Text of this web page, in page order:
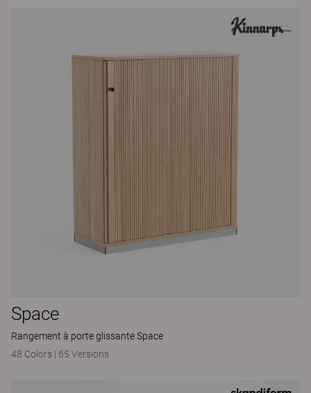
Space
Rangement à porte glissante Space
48 Colors | 65 Versions